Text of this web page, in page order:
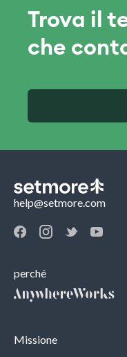
Trova il
che
help@setmore.com
perché
Missione